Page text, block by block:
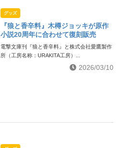
グッズ
『狼と香辛料』木樽ジョッキが原作
小説20周年に合わせて復刻販売
電撃文庫刊『狼と香辛料』と株式会社愛鷹製作
所（工房名称：URAKITA工房）...
2026/03/10